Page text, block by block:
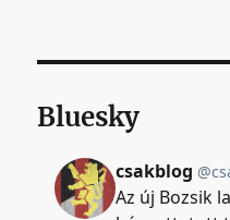
Bluesky